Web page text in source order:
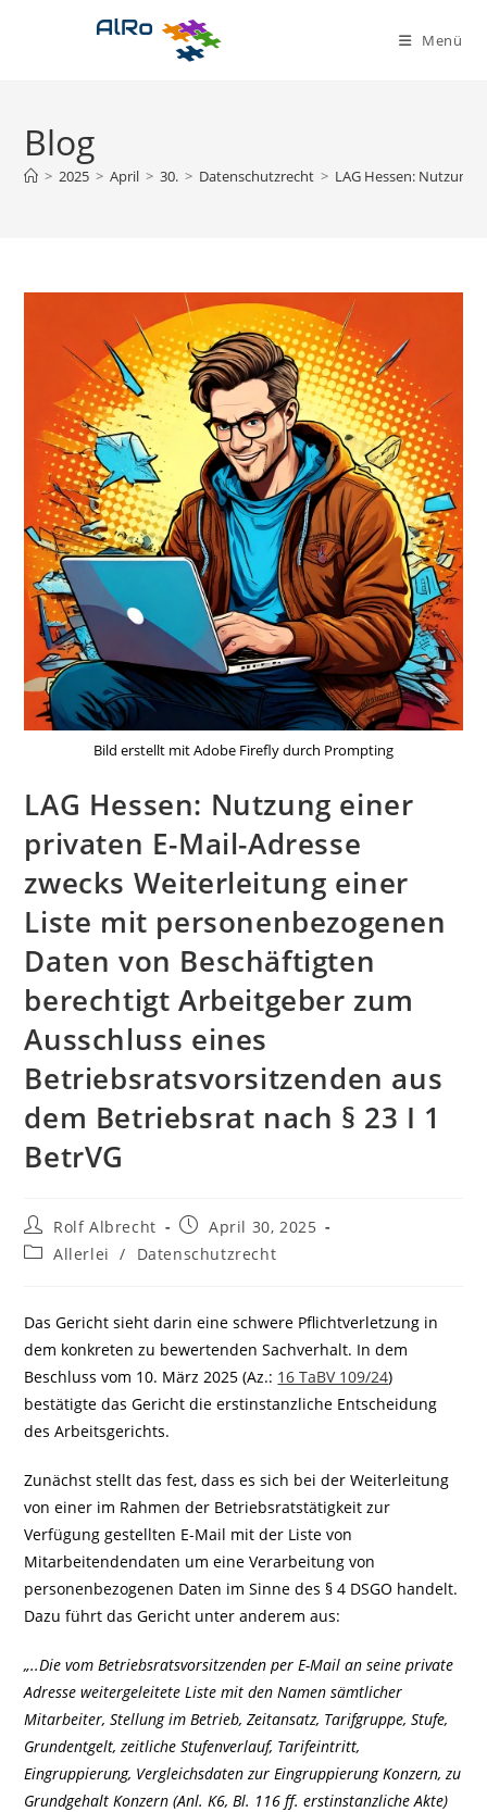
Menü
Blog
> 2025 > April > 30. > Datenschutzrecht > LAG Hessen: Nutzung
Bild erstellt mit Adobe Firefly durch Prompting
LAG Hessen: Nutzung einer
privaten E-Mail-Adresse
zwecks Weiterleitung einer
Liste mit personenbezogenen
Daten von Beschäftigten
berechtigt Arbeitgeber zum
Ausschluss eines
Betriebsratsvorsitzenden aus
dem Betriebsrat nach § 23 I 1
BetrVG
Beitrags-
Autor:
Rolf Albrecht
Beitrag
veröffentlicht:
April 30, 2025
Beitrags-
Allerlei / Datenschutzrecht
Das Gericht sieht darin eine schwere Pflichtverletzung in
dem konkreten zu bewertenden Sachverhalt. In dem
Beschluss vom 10. März 2025 (Az.: 16 TaBV 109/24)
bestätigte das Gericht die erstinstanzliche Entscheidung
des Arbeitsgerichts.
Zunächst stellt das fest, dass es sich bei der Weiterleitung
von einer im Rahmen der Betriebsratstätigkeit zur
Verfügung gestellten E-Mail mit der Liste von
Mitarbeitendendaten um eine Verarbeitung von
personenbezogenen Daten im Sinne des § 4 DSGO handelt.
Dazu führt das Gericht unter anderem aus:
„..Die vom Betriebsratsvorsitzenden per E-Mail an seine private
Adresse weitergeleitete Liste mit den Namen sämtlicher
Mitarbeiter, Stellung im Betrieb, Zeitansatz, Tarifgruppe, Stufe,
Grundentgelt, zeitliche Stufenverlauf, Tarifeintritt,
Eingruppierung, Vergleichsdaten zur Eingruppierung Konzern, zu
Grundgehalt Konzern (Anl. K6, Bl. 116 ff. erstinstanzliche Akte)